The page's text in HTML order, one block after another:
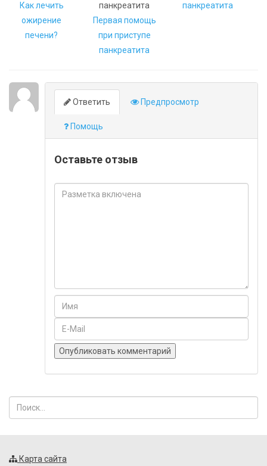
Как лечить
ожирение
печени?
Первая помощь
при приступе
панкреатита
панкреатита
Ответить Предпросмотр
Помощь
Оставьте отзыв
Карта сайта